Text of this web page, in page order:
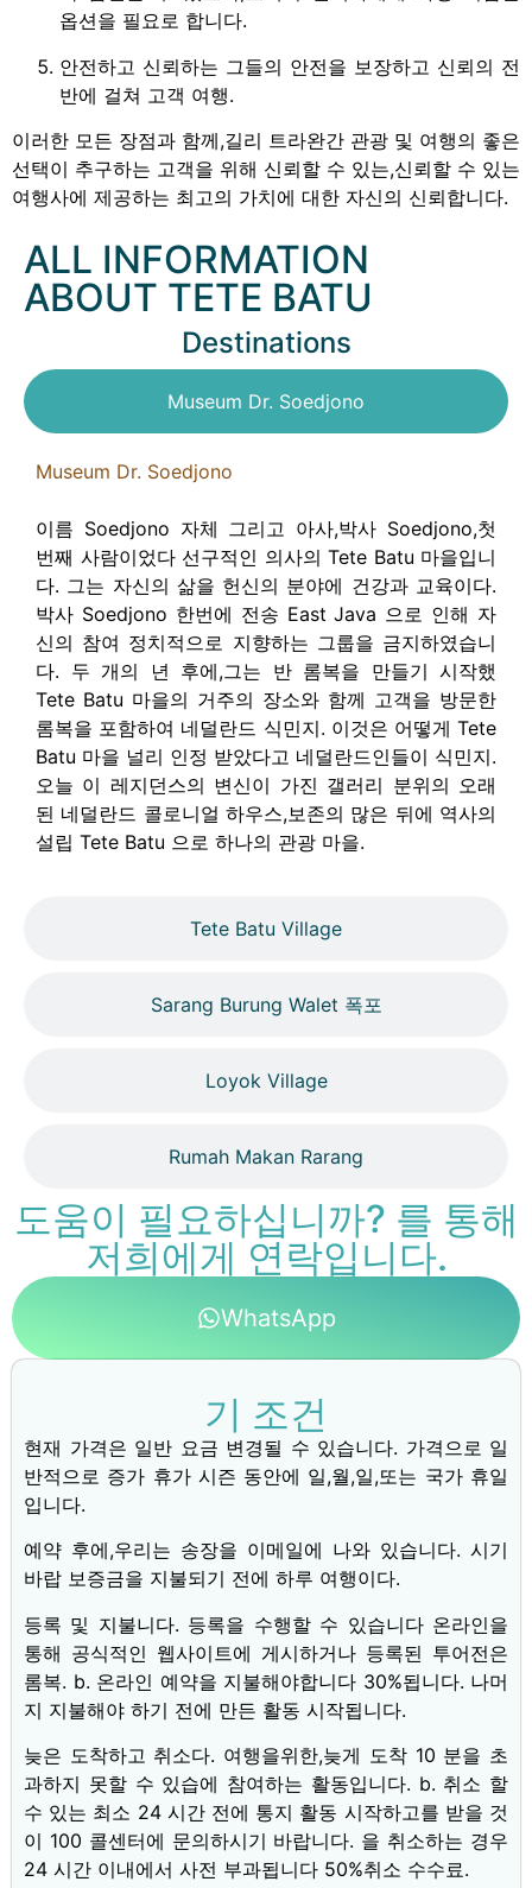
옵션을 필요로 합니다.
안전하고 신뢰하는 그들의 안전을 보장하고 신뢰의 전
반에 걸쳐 고객 여행.
이러한 모든 장점과 함께,길리 트라완간 관광 및 여행의 좋은
선택이 추구하는 고객을 위해 신뢰할 수 있는,신뢰할 수 있는
여행사에 제공하는 최고의 가치에 대한 자신의 신뢰합니다.
ALL INFORMATION
ABOUT TETE BATU
Destinations
Museum Dr. Soedjono
Tete Batu Village
Sarang Burung Walet 폭포
Loyok Village
Rumah Makan Rarang
Museum Dr. Soedjono
이름 Soedjono 자체 그리고 아사,박사 Soedjono,첫
번째 사람이었다 선구적인 의사의 Tete Batu 마을입니
다. 그는 자신의 삶을 헌신의 분야에 건강과 교육이다.
박사 Soedjono 한번에 전송 East Java 으로 인해 자
신의 참여 정치적으로 지향하는 그룹을 금지하였습니
다. 두 개의 년 후에,그는 반 롬복을 만들기 시작했
Tete Batu 마을의 거주의 장소와 함께 고객을 방문한
롬복을 포함하여 네덜란드 식민지. 이것은 어떻게 Tete
Batu 마을 널리 인정 받았다고 네덜란드인들이 식민지.
오늘 이 레지던스의 변신이 가진 갤러리 분위의 오래
된 네덜란드 콜로니얼 하우스,보존의 많은 뒤에 역사의
설립 Tete Batu 으로 하나의 관광 마을.
도움이 필요하십니까? 를 통해
저희에게 연락입니다.
WhatsApp
기 조건
현재 가격은 일반 요금 변경될 수 있습니다. 가격으로 일
반적으로 증가 휴가 시즌 동안에 일,월,일,또는 국가 휴일
입니다.
예약 후에,우리는 송장을 이메일에 나와 있습니다. 시기
바랍 보증금을 지불되기 전에 하루 여행이다.
등록 및 지불니다. 등록을 수행할 수 있습니다 온라인을
통해 공식적인 웹사이트에 게시하거나 등록된 투어전은
롬복. b. 온라인 예약을 지불해야합니다 30%됩니다. 나머
지 지불해야 하기 전에 만든 활동 시작됩니다.
늦은 도착하고 취소다. 여행을위한,늦게 도착 10 분을 초
과하지 못할 수 있습에 참여하는 활동입니다. b. 취소 할
수 있는 최소 24 시간 전에 통지 활동 시작하고를 받을 것
이 100 콜센터에 문의하시기 바랍니다. 을 취소하는 경우
24 시간 이내에서 사전 부과됩니다 50%취소 수수료.